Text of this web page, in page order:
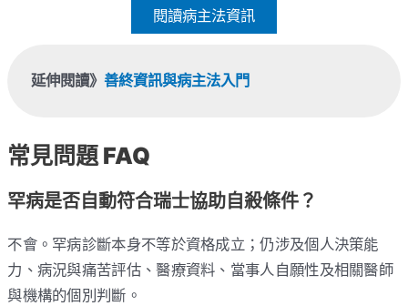
閱讀病主法資訊
延伸閱讀》善終資訊與病主法入門
常見問題 FAQ
罕病是否自動符合瑞士協助自殺條件？
不會。罕病診斷本身不等於資格成立；仍涉及個人決策能
力、病況與痛苦評估、醫療資料、當事人自願性及相關醫師
與機構的個別判斷。